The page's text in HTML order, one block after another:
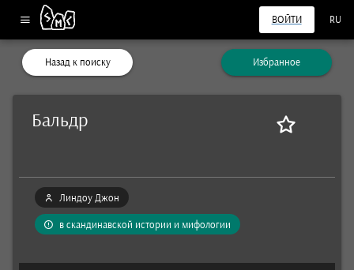
ВОЙТИ RU
Назад к поиску Избранное
Бальдр
Линдоу Джон
в скандинавской истории и мифологии